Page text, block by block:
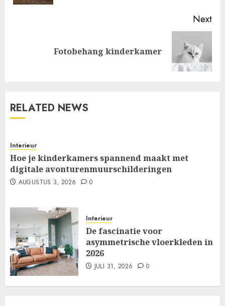
Next
Fotobehang kinderkamer
RELATED NEWS
Interieur
Hoe je kinderkamers spannend maakt met
digitale avonturenmuurschilderingen
AUGUSTUS 3, 2026 0
Interieur
De fascinatie voor
asymmetrische vloerkleden in
2026
JULI 31, 2026 0